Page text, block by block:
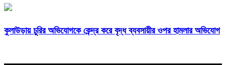
কুলাউড়ায় চুরির অভিযোগকে কেন্দ্র করে বৃদ্ধ ব্যবসায়ীর ওপর হামলার অভিযোগ